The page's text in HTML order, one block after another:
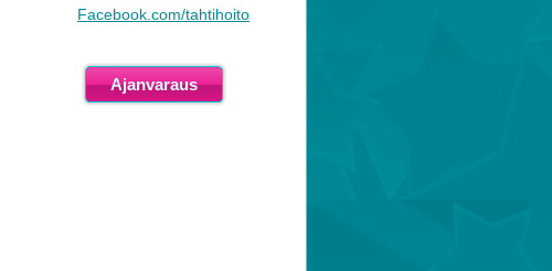
Facebook.com/tahtihoito
Ajanvaraus